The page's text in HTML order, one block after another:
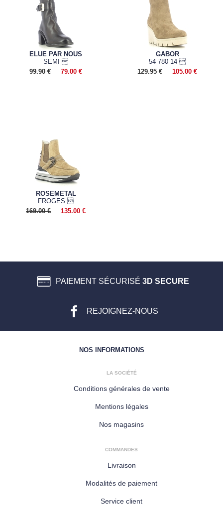
ELUE PAR NOUS
SEMI 
99.90 €
79.00 €
GABOR
54 780 14 
129.95 €
105.00 €
ROSEMETAL
FROGES 
169.00 €
135.00 €
PAIEMENT SÉCURISÉ 3D SECURE
REJOIGNEZ-NOUS
NOS INFORMATIONS
LA SOCIÉTÉ
Conditions générales de vente
Mentions légales
Nos magasins
COMMANDES
Livraison
Modalités de paiement
Service client